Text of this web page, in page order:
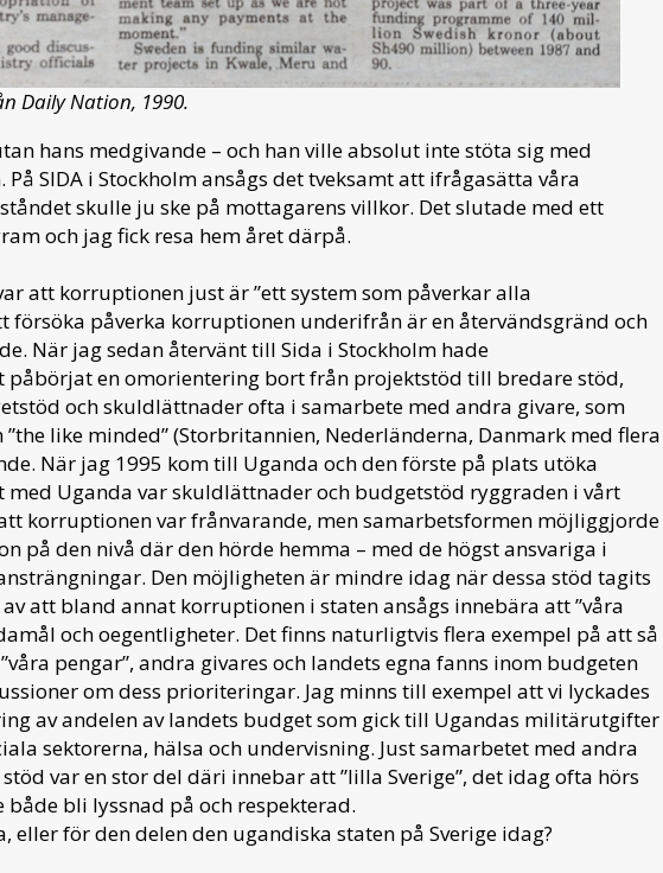
Daily Nation, 1990.
hans medgivande – och han ville absolut inte stöta sig med
På SIDA i Stockholm ansågs det tveksamt att ifrågasätta våra
skulle ju ske på mottagarens villkor. Det slutade med ett
och jag fick resa hem året därpå.
att korruptionen just är ”ett system som påverkar alla
försöka påverka korruptionen underifrån är en återvändsgränd och
När jag sedan återvänt till Sida i Stockholm hade
påbörjat en omorientering bort från projektstöd till bredare stöd,
och skuldlättnader ofta i samarbete med andra givare, som
”the like minded” (Storbritannien, Nederländerna, Danmark med flera
När jag 1995 kom till Uganda och den förste på plats utöka
med Uganda var skuldlättnader och budgetstöd ryggraden i vårt
korruptionen var frånvarande, men samarbetsformen möjliggjorde
på den nivå där den hörde hemma – med de högst ansvariga i
Den möjligheten är mindre idag när dessa stöd tagits
att bland annat korruptionen i staten ansågs innebära att ”våra
och oegentligheter. Det finns naturligtvis flera exempel på att så
pengar”, andra givares och landets egna fanns inom budgeten
om dess prioriteringar. Jag minns till exempel att vi lyckades
av andelen av landets budget som gick till Ugandas militärutgifter
sektorerna, hälsa och undervisning. Just samarbetet med andra
var en stor del däri innebar att ”lilla Sverige”, det idag ofta hörs
bli lyssnad på och respekterad.
eller för den delen den ugandiska staten på Sverige idag?